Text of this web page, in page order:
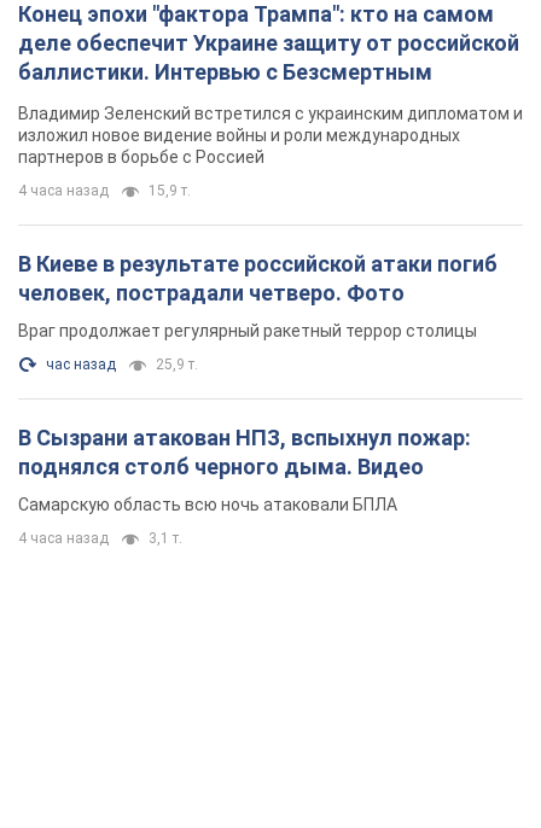
Конец эпохи "фактора Трампа": кто на самом
деле обеспечит Украине защиту от российской
баллистики. Интервью с Безсмертным
Владимир Зеленский встретился с украинским дипломатом и
изложил новое видение войны и роли международных
партнеров в борьбе с Россией
4 часа назад 15,9 т.
В Киеве в результате российской атаки погиб
человек, пострадали четверо. Фото
Враг продолжает регулярный ракетный террор столицы
час назад 25,9 т.
В Сызрани атакован НПЗ, вспыхнул пожар:
поднялся столб черного дыма. Видео
Самарскую область всю ночь атаковали БПЛА
4 часа назад 3,1 т.